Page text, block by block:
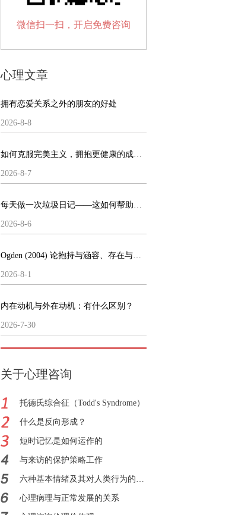
微信扫一扫，开启免费咨询
心理文章
拥有恋爱关系之外的朋友的好处
2026-8-8
如何克服完美主义，拥抱更健康的成就方式
2026-8-7
每天做一次垃圾日记——这如何帮助了我的心理健康
2026-8-6
Ogden (2004) 论抱持与涵容、存在与做梦
2026-8-1
内在动机与外在动机：有什么区别？
2026-7-30
关于心理咨询
托德氏综合征（Todd's Syndrome）
什么是反向形成？
短时记忆是如何运作的
与来访的保护策略工作
六种基本情绪及其对人类行为的影响
心理病理与正常发展的关系